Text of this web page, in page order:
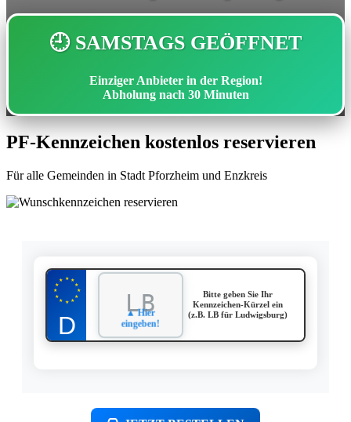
🕘 SAMSTAGS GEÖFFNET
Einziger Anbieter in der Region!
Abholung nach 30 Minuten
PF-Kennzeichen kostenlos reservieren
Für alle Gemeinden in Stadt Pforzheim und Enzkreis
★ ★
★
★
★
★
★
★
★
★
★
★
▲ Hier
eingeben!
Bitte geben Sie Ihr
Kennzeichen-Kürzel ein
(z.B. LB für Ludwigsburg)